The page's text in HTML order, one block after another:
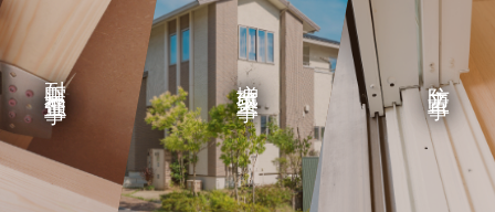
耐震補強工事 増改築工事 防音工事